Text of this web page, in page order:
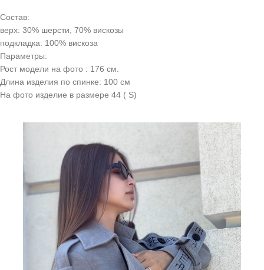
Состав:
верх: 30% шерсти, 70% вискозы
подкладка: 100% вискоза
Параметры:
Рост модели на фото : 176 см.
Длина изделия по спинке: 100 см
На фото изделие в размере 44 ( S)